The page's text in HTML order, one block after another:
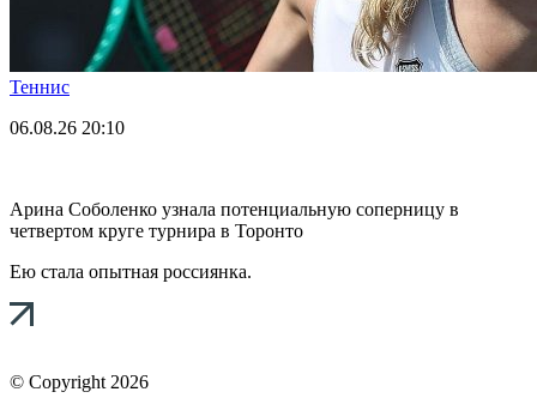
Теннис
06.08.26 20:10
Арина Соболенко узнала потенциальную соперницу в
четвертом круге турнира в Торонто
Ею стала опытная россиянка.
© Copyright 2026